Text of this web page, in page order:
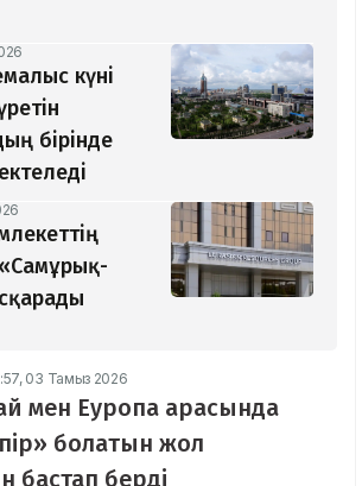
күні
бірінде
«Самұрық-
03 Тамыз 2026
мен Еуропа арасында
болатын жол
бастап берді